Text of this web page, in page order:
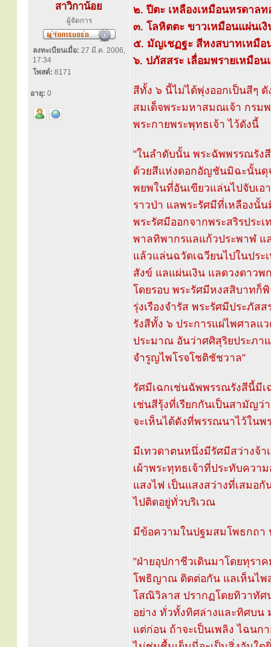
สาวิกาน้อย
ผู้จัดการ
ลงทะเบียนเมื่อ: 27 มี.ค. 2006,
17:34
โพสต์: 8171
อายุ: 0
๒. ปีตะ เหลืองเหมือนหรดาลท
๓. โลหิตตะ ขาวเหมือนแผ่นเงิ
๕. มัญเชฏฐะ สีหงสบาทเหมือ
๖. ปภัสสระ เลื่อมพรายเหมือน
สีทั้ง ๖ นี้ไม่ได้พุ่งออกเป็นสีๆ
สมเด็จพระมหาสมณเจ้า กรม
พระกายพระพุทธเจ้า ไว้ดังนี้
"ในลำดับนั้น พระฉัพพรรณรัง
ด้วยสีแห่งดอกอัญชันมิฉะนั้นดุ
พยพในที่อันเขียวแล่นไปจับเอ
ราวป่า แลพระรัศมีที่เหลืองนั้
พระรัศมีออกจากพระสริรประ
พาลทิพากรแลแก้วประพาฬ แ
แล้วแล่นฉวัดเฉวียนไปในปร
สังข์ แลแผ่นเงิน แลดวงดาว
โดยรอบ พระรัศมีหงสสิบาทก็
รุ่งเรืองจำรัส พระรัศมีประภั
รังสีทั้ง ๖ ประการแผ่ไพศาล
ประมาณ อันว่าศศิสุริยประภา
จำรูญไพโรจโชติชัชวาล"
รัศมีเฉกเช่นฉัพพรรณรังสีนี้มีเ
เช่นสีรุ้งที่เรียกกันเป็นสามัญว่
จะเห็นได้ดังที่พรรณนาไว้ในพ
มีเทวดาตนหนึ่งมีรัศมีสว่างจ้า
เผ้าพระทุทธเจ้าที่ประทับควา
แสงไฟ เป็นแสงสว่างที่เสมอ
ไปติดอยู่ทั่วบริเวณ
มีข้อความในปฐมสมโพธกถา
"ฝ่ายอุปกาชีวเดินมาโดยทุรา
โพธิญาณ ติดต่อกัน แลเห็นไพ
โสณิวิลาส ปรากฏโดยทิวาทัศ
อย่าง ทั่วทั้งทิศล่างและทิศบน
แต่ก่อน ถ้าจะเป็นเพลิง ไฉนก